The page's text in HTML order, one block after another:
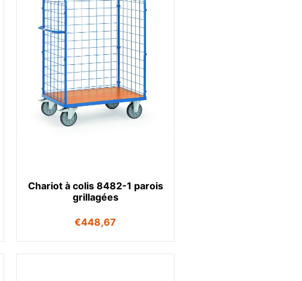
Chariot à colis 8482-1 parois
grillagées
€448,67